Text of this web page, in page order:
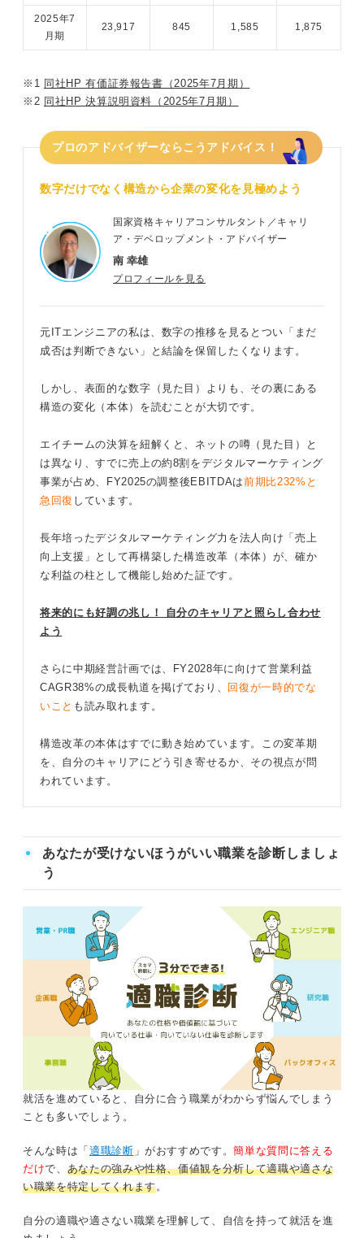
2025年7
月期
23,917 845 1,585 1,875
※1
同社HP 有価証券報告書（2025年7月期）
※2 同社HP 決算説明資料（2025年7月期）
プロのアドバイザーならこうアドバイス！
数字だけでなく構造から企業の変化を見極めよう
国家資格キャリアコンサルタント／キャリ
ア・デベロップメント・アドバイザー
南 幸雄
プロフィールを見る
元ITエンジニアの私は、数字の推移を見るとつい「まだ
成否は判断できない」と結論を保留したくなります。
しかし、表面的な数字（見た目）よりも、その裏にある
構造の変化（本体）を読むことが大切です。
エイチームの決算を紐解くと、ネットの噂（見た目）と
は異なり、すでに売上の約8割をデジタルマーケティング
事業が占め、FY2025の調整後EBITDAは前期比232%と
急回復 しています。
長年培ったデジタルマーケティング力を法人向け「売上
向上支援」として再構築した構造改革（本体）が、確か
な利益の柱として機能し始めた証です。
将来的にも好調の兆し！ 自分のキャリアと照らし合わせ
よう
さらに中期経営計画では、FY2028年に向けて営業利益
CAGR38%の成長軌道を掲げており、
回復が一時的でな
いこと も読み取れます。
構造改革の本体はすでに動き始めています。この変革期
を、自分のキャリアにどう引き寄せるか、その視点が問
われています。
あなたが受けないほうがいい職業を診断しましょ
う
就活を進めていると、自分に合う職業がわからず悩んでしまう
ことも多いでしょう。
そんな時は「 適職診断 」がおすすめです。簡単な質問に答える
だけで、 あなたの強みや性格、価値観を分析して適職や適さな
い職業を特定してくれます。
自分の適職や適さない職業を理解して、自信を持って就活を進